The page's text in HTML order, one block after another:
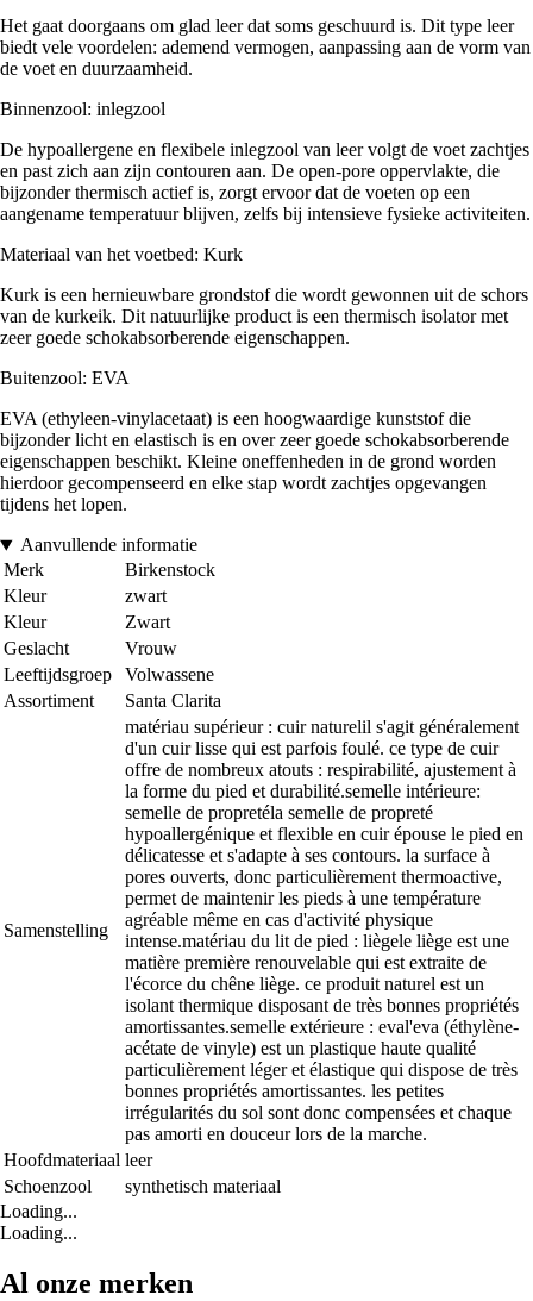
Het gaat doorgaans om glad leer dat soms geschuurd is. Dit type leer
biedt vele voordelen: ademend vermogen, aanpassing aan de vorm van
de voet en duurzaamheid.
Binnenzool: inlegzool
De hypoallergene en flexibele inlegzool van leer volgt de voet zachtjes
en past zich aan zijn contouren aan. De open-pore oppervlakte, die
bijzonder thermisch actief is, zorgt ervoor dat de voeten op een
aangename temperatuur blijven, zelfs bij intensieve fysieke activiteiten.
Materiaal van het voetbed: Kurk
Kurk is een hernieuwbare grondstof die wordt gewonnen uit de schors
van de kurkeik. Dit natuurlijke product is een thermisch isolator met
zeer goede schokabsorberende eigenschappen.
Buitenzool: EVA
EVA (ethyleen-vinylacetaat) is een hoogwaardige kunststof die
bijzonder licht en elastisch is en over zeer goede schokabsorberende
eigenschappen beschikt. Kleine oneffenheden in de grond worden
hierdoor gecompenseerd en elke stap wordt zachtjes opgevangen
tijdens het lopen.
Aanvullende informatie
Merk
Birkenstock
Kleur
zwart
Kleur
Zwart
Geslacht
Vrouw
Leeftijdsgroep
Volwassene
Assortiment
Santa Clarita
Samenstelling
matériau supérieur : cuir naturelil s'agit généralement
d'un cuir lisse qui est parfois foulé. ce type de cuir
offre de nombreux atouts : respirabilité, ajustement à
la forme du pied et durabilité.semelle intérieure:
semelle de propretéla semelle de propreté
hypoallergénique et flexible en cuir épouse le pied en
délicatesse et s'adapte à ses contours. la surface à
pores ouverts, donc particulièrement thermoactive,
permet de maintenir les pieds à une température
agréable même en cas d'activité physique
intense.matériau du lit de pied : liègele liège est une
matière première renouvelable qui est extraite de
l'écorce du chêne liège. ce produit naturel est un
isolant thermique disposant de très bonnes propriétés
amortissantes.semelle extérieure : eval'eva (éthylène-
acétate de vinyle) est un plastique haute qualité
particulièrement léger et élastique qui dispose de très
bonnes propriétés amortissantes. les petites
irrégularités du sol sont donc compensées et chaque
pas amorti en douceur lors de la marche.
Hoofdmateriaal leer
Schoenzool
synthetisch materiaal
Loading...
Loading...
Al onze merken